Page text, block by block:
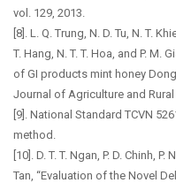
vol. 129, 2013.
[8]. L. Q. Trung, N. D. Tu, N. T.
T. Hang, N. T. T. Hoa, and P. M.
of GI products mint honey
Journal of Agriculture and
[9]. National Standard TCVN
method.
[10]. D. T. T. Ngan, P. D. Chinh,
Tan, “Evaluation of the Novel